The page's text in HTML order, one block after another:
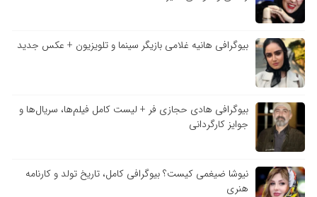
بیوگرافی هانیه غلامی بازیگر سینما و تلویزیون + عکس جدید
بیوگرافی هادی حجازی فر + لیست کامل فیلم‌ها، سریال‌ها و
جوایز کارگردانی
نیوشا ضیغمی کیست؟ بیوگرافی کامل، تاریخ تولد و کارنامه
هنری